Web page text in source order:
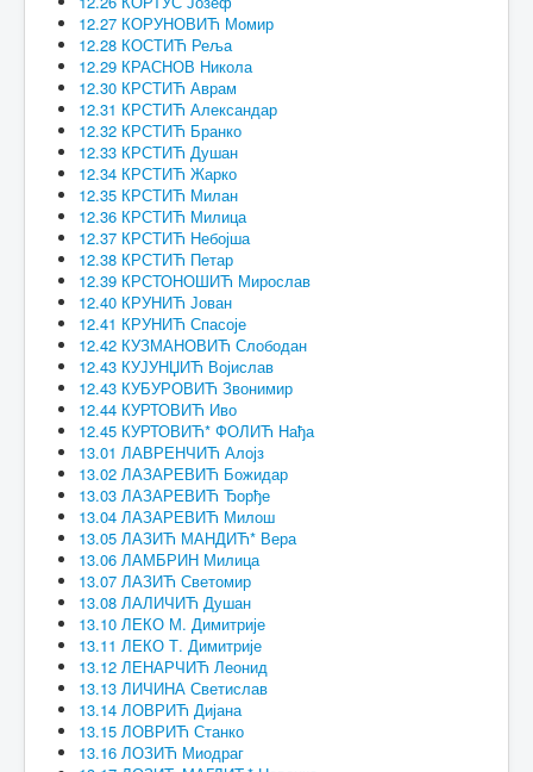
12.27 КОРУНОВИЋ Момир
12.28 КОСТИЋ Реља
12.29 КРАСНОВ Никола
12.30 КРСТИЋ Аврам
12.31 КРСТИЋ Александар
12.32 КРСТИЋ Бранко
12.33 КРСТИЋ Душан
12.34 КРСТИЋ Жарко
12.35 КРСТИЋ Милан
12.36 КРСТИЋ Милица
12.37 КРСТИЋ Небојша
12.38 КРСТИЋ Петар
12.39 КРСТОНОШИЋ Мирослав
12.40 КРУНИЋ Јован
12.41 КРУНИЋ Спасоје
12.42 КУЗМАНОВИЋ Слободан
12.43 КУЈУНЏИЋ Војислав
12.43 КУБУРОВИЋ Звонимир
12.44 КУРТОВИЋ Иво
12.45 КУРТОВИЋ* ФОЛИЋ Нађа
13.01 ЛАВРЕНЧИЋ Алојз
13.02 ЛАЗАРЕВИЋ Божидар
13.03 ЛАЗАРЕВИЋ Ђорђе
13.04 ЛАЗАРЕВИЋ Милош
13.05 ЛАЗИЋ МАНДИЋ* Вера
13.06 ЛАМБРИН Милица
13.07 ЛАЗИЋ Светомир
13.08 ЛАЛИЧИЋ Душан
13.10 ЛЕКО М. Димитрије
13.11 ЛЕКО Т. Димитрије
13.12 ЛЕНАРЧИЋ Леонид
13.13 ЛИЧИНА Светислав
13.14 ЛОВРИЋ Дијана
13.15 ЛОВРИЋ Станко
13.16 ЛОЗИЋ Миодраг